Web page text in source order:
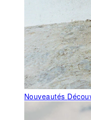
Nouveautés